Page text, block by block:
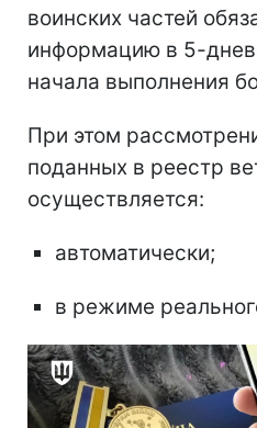
воинских частей
информацию в 5-
начала выполнения
При этом
поданных в реестр
осуществляется:
автоматически;
в режиме